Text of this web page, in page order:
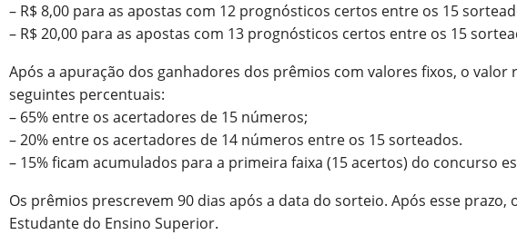
– R$ 8,00 para as apostas com 12 prognósticos certos entre os 15
– R$ 20,00 para as apostas com 13 prognósticos certos entre os 15
Após a apuração dos ganhadores dos prêmios com valores fixos, o
seguintes percentuais:
– 65% entre os acertadores de 15 números;
– 20% entre os acertadores de 14 números entre os 15 sorteados.
– 15% ficam acumulados para a primeira faixa (15 acertos) do concurso
Os prêmios prescrevem 90 dias após a data do sorteio. Após esse
Estudante do Ensino Superior.